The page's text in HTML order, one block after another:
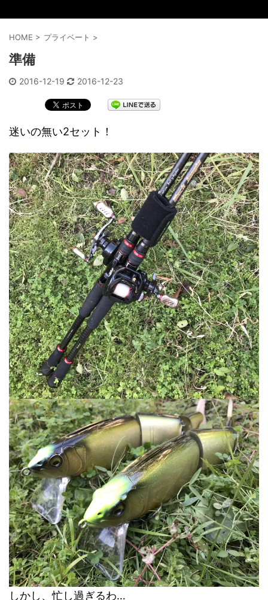
HOME > プライベート >
準備
2016-12-19 2016-12-23
迷いの無い2セット！
しかし、忙し過ぎるわ…